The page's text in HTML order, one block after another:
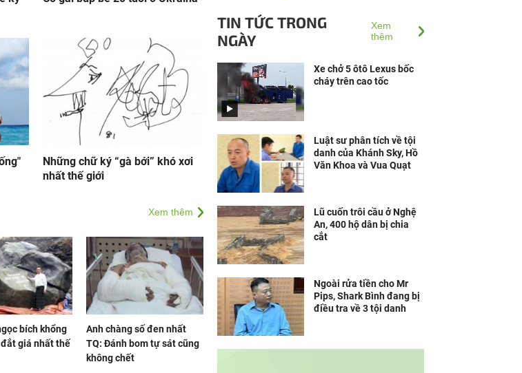
Những chữ ký “gà bới” khó xơi
nhất thế giới
Xem thêm
bích khổng
đắt giá nhất thế
Anh chàng số đen nhất
TQ: Đánh bom tự sát cũng
không chết
Group Hà Nam lọt Top 10
Dự án nổi bật nhất...
TIN TỨC TRONG
NGÀY
Xem
thêm
Xe chở 5 ôtô Lexus bốc
cháy trên cao tốc
Luật sư phân tích về tội
danh của Khánh Sky, Hồ
Văn Khoa và Vua Quạt
Lũ cuốn trôi cầu ở Nghệ
An, 400 hộ dân bị chia
cắt
Ngoài rửa tiền cho Mr
Pips, Shark Bình đang bị
điều tra về 3 tội danh